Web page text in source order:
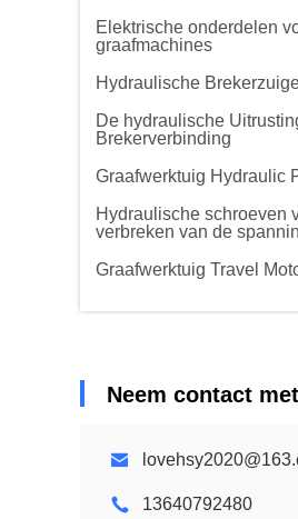
Elektrische onderdelen
graafmachines
Hydraulische
De hydraulische
Brekerverbinding
Graafwerktuig Hydraulic
Hydraulische schroeven
verbreken van de
Graafwerktuig Travel
Neem contact
13640792480